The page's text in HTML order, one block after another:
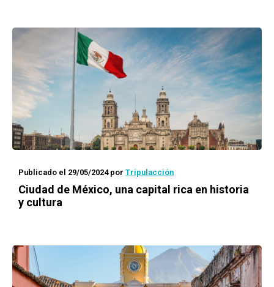
Publicado el 29/05/2024por Tripulacción
Ciudad de México, una capital rica en historia
y cultura